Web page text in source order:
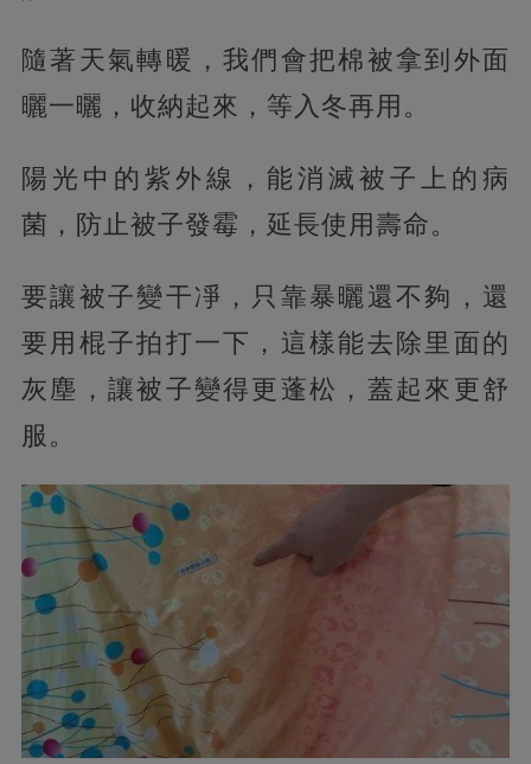
隨著天氣轉暖，我們會把棉被拿到外面
曬一曬，收納起來，等入冬再用。
陽光中的紫外線，能消滅被子上的病
菌，防止被子發霉，延長使用壽命。
要讓被子變干凈，只靠暴曬還不夠， 還
要用棍子拍打一下，這樣能去除里面的
灰塵，讓被子變得更蓬松，蓋起來更舒
服。